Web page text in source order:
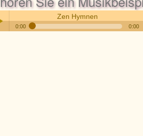
Zen Hymnen
0:00 0:00